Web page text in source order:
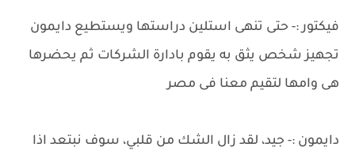
فيكتور :- حتى تنهى استلين دراستها ويستطيع دايمون
تجهيز شخص يثق به يقوم بادارة الشركات ثم يحضرها
هى وامها لتقيم معنا فى مصر
دايمون :- جيد، لقد زال الشك من قلبي، سوف نبتعد اذا